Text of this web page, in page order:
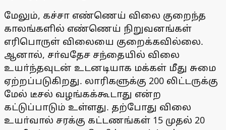
மேலும், கச்சா எண்ணெய் விலை குறைந்த
காலங்களில் எண்ணெய் நிறுவனங்கள்
எரிபொருள் விலையை குறைக்கவில்லை.
ஆனால், சா்வதேச சந்தையில் விலை
உயா்ந்தவுடன் உடனடியாக மக்கள் மீது சுமை
ஏற்றப்படுகிறது. லாரிகளுக்கு 200 லிட்டருக்கு
மேல் டீசல் வழங்கக்கூடாது என்ற
கட்டுப்பாடும் உள்ளது. தற்போது விலை
உயா்வால் சரக்கு கட்டணங்கள் 15 முதல் 20